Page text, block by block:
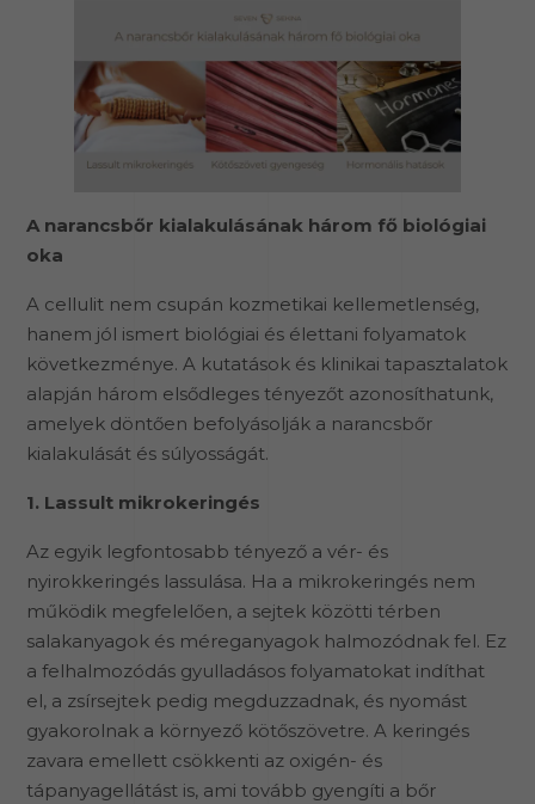
A narancsbőr kialakulásának három fő biológiai
oka
A cellulit nem csupán kozmetikai kellemetlenség,
hanem jól ismert biológiai és élettani folyamatok
következménye. A kutatások és klinikai tapasztalatok
alapján három elsődleges tényezőt azonosíthatunk,
amelyek döntően befolyásolják a narancsbőr
kialakulását és súlyosságát.
1. Lassult mikrokeringés
Az egyik legfontosabb tényező a vér- és
nyirokkeringés lassulása. Ha a mikrokeringés nem
működik megfelelően, a sejtek közötti térben
salakanyagok és méreganyagok halmozódnak fel. Ez
a felhalmozódás gyulladásos folyamatokat indíthat
el, a zsírsejtek pedig megduzzadnak, és nyomást
gyakorolnak a környező kötőszövetre. A keringés
zavara emellett csökkenti az oxigén- és
tápanyagellátást is, ami tovább gyengíti a bőr